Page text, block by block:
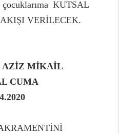
KUTSAL
VERİLECEK.
AZİZ MİKAİL
CUMA